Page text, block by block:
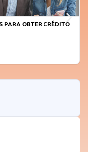
PARA OBTER CRÉDITO